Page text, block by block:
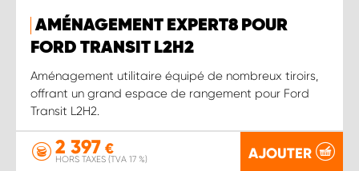
AMÉNAGEMENT EXPERT8 POUR
FORD TRANSIT L2H2
Aménagement utilitaire équipé de nombreux tiroirs,
offrant un grand espace de rangement pour Ford
Transit L2H2.
2 397 €
HORS TAXES (TVA 17 %) AJOUTER